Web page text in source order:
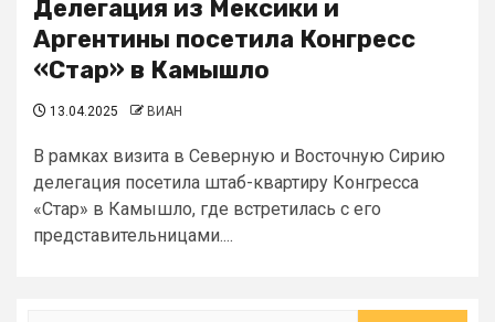
Делегация из Мексики и
Аргентины посетила Конгресс
«Стар» в Камышло
13.04.2025 ВИАН
В рамках визита в Северную и Восточную Сирию
делегация посетила штаб-квартиру Конгресса
«Стар» в Камышло, где встретилась с его
представительницами....